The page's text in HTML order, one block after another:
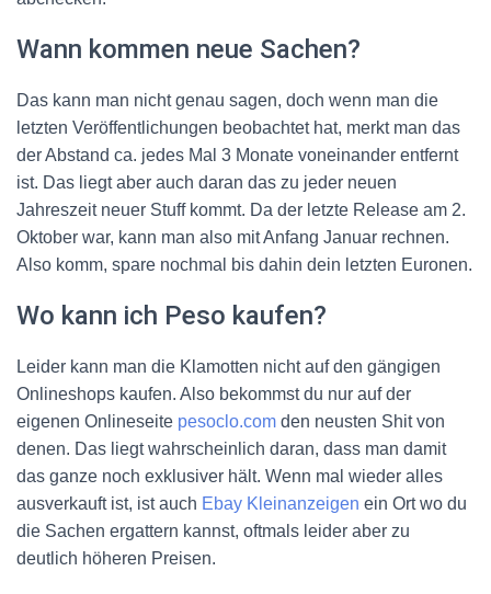
Wann kommen neue Sachen?
Das kann man nicht genau sagen, doch wenn man die
letzten Veröffentlichungen beobachtet hat, merkt man das
der Abstand ca. jedes Mal 3 Monate voneinander entfernt
ist. Das liegt aber auch daran das zu jeder neuen
Jahreszeit neuer Stuff kommt. Da der letzte Release am 2.
Oktober war, kann man also mit Anfang Januar rechnen.
Also komm, spare nochmal bis dahin dein letzten Euronen.
Wo kann ich Peso kaufen?
Leider kann man die Klamotten nicht auf den gängigen
Onlineshops kaufen. Also bekommst du nur auf der
eigenen Onlineseite pesoclo.com den neusten Shit von
denen. Das liegt wahrscheinlich daran, dass man damit
das ganze noch exklusiver hält. Wenn mal wieder alles
ausverkauft ist, ist auch Ebay Kleinanzeigen ein Ort wo du
die Sachen ergattern kannst, oftmals leider aber zu
deutlich höheren Preisen.